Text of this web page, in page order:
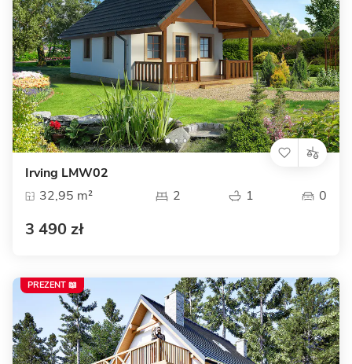
Irving LMW02
32,95 m²
2 1 0
3 490 zł
PREZENT 📖